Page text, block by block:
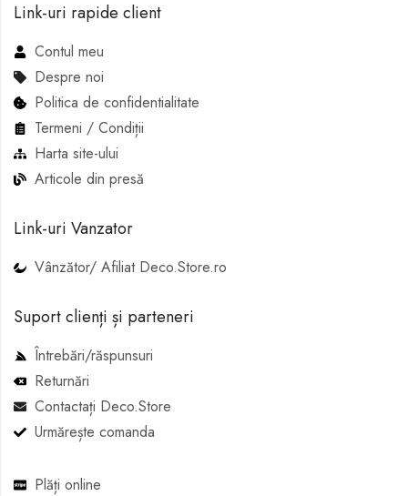
Link-uri rapide client
Contul meu
Despre noi
Politica de confidentialitate
Termeni / Condiții
Harta site-ului
Articole din presă
Link-uri Vanzator
Vânzător/ Afiliat Deco.Store.ro
Suport clienți și parteneri
Întrebări/răspunsuri
Returnări
Contactați Deco.Store
Urmărește comanda
Plăți online